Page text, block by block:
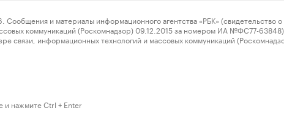
и материалы информационного агентства «РБК» (свидетельство о
коммуникаций (Роскомнадзор) 09.12.2015 за номером ИА №ФС77-63848)
связи, информационных технологий и массовых коммуникаций
и нажмите Ctrl + Enter